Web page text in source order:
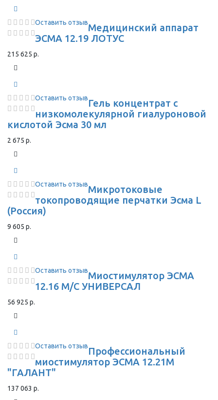
Оставить отзывМедицинский аппарат
ЭСМА 12.19 ЛОТУС
215 625 р.
Оставить отзывГель концентрат с
низкомолекулярной гиалуроновой
кислотой Эсма 30 мл
2 675 р.
Оставить отзывМикротоковые
токопроводящие перчатки Эсма L
(Россия)
9 605 р.
Оставить отзывМиостимулятор ЭСМА
12.16 М/С УНИВЕРСАЛ
56 925 р.
Оставить отзывПрофессиональный
миостимулятор ЭСМА 12.21М
"ГАЛАНТ"
137 063 р.